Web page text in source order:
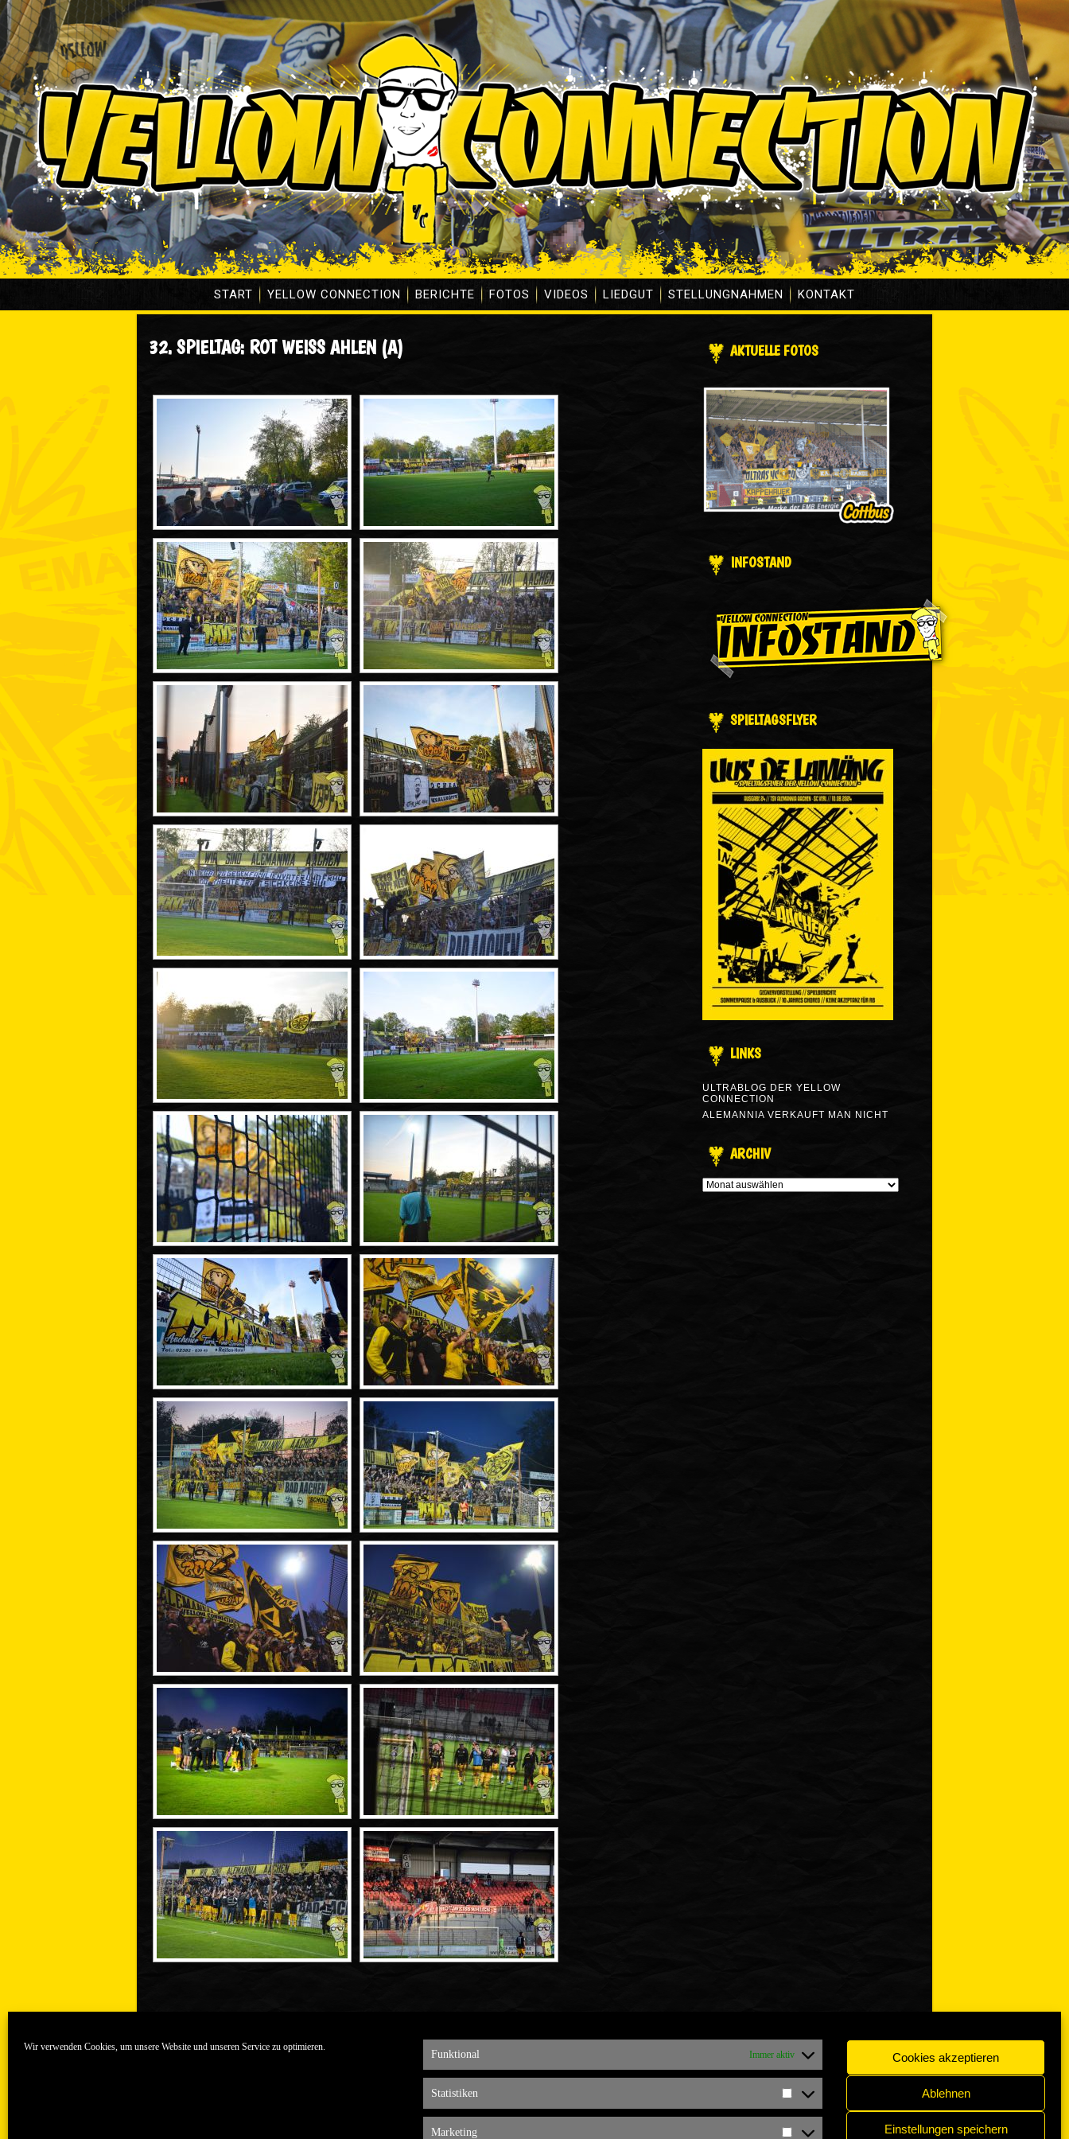
Wir verwenden Cookies, um unsere Website und unseren Service zu optimieren.
Funktional Immer aktiv
Statistiken Statistiken
Marketing
Cookies akzeptieren
Ablehnen
Einstellungen speichern
START YELLOW CONNECTION BERICHTE FOTOS VIDEOS LIEDGUT STELLUNGNAHMEN KONTAKT
32. SPIELTAG: ROT WEISS AHLEN (A) AKTUELLE FOTOS
INFOSTAND
SPIELTAGSFLYER
LINKS
ULTRABLOG DER YELLOW
CONNECTION
ALEMANNIA VERKAUFT MAN NICHT
ARCHIV
ARCHIV